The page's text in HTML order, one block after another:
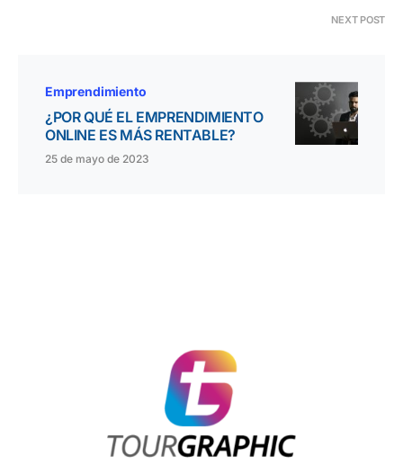
NEXT POST
Emprendimiento
¿POR QUÉ EL EMPRENDIMIENTO
ONLINE ES MÁS RENTABLE?
25 de mayo de 2023